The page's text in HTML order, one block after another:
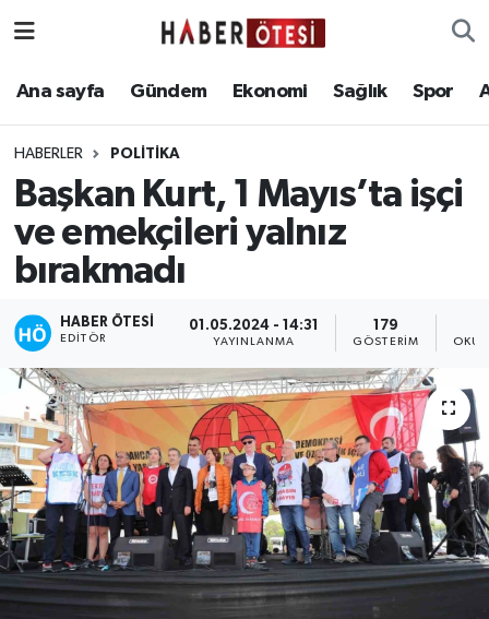
Ana sayfa Gündem Ekonomi Sağlık Spor
HABERLER POLİTİKA
Başkan Kurt, 1 Mayıs’ta işçi
ve emekçileri yalnız
bırakmadı
HABER ÖTESI
EDITÖR
01.05.2024 - 14:31
YAYINLANMA
179
GÖSTERIM
Ana sayfa
Ekonomi
Sağlık
Teknoloji
Eskişehir Nöbetçi Eczaneler
Eskişehir Namaz Vakitleri
Eskişehir Trafik Yoğunluk Haritası
Son Dakika Haberleri
Haber Arşivi